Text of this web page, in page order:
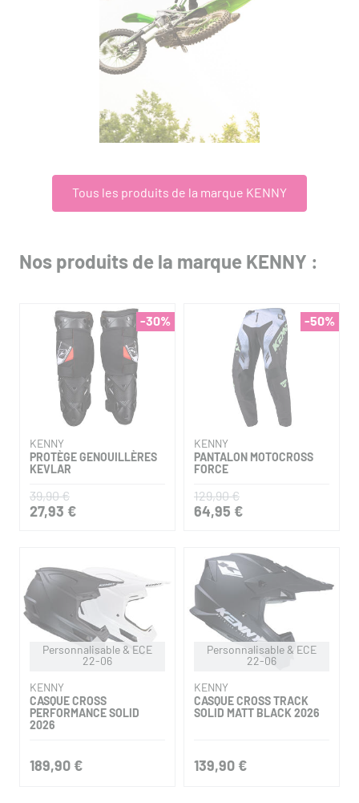
Tous les produits de la marque KENNY
Nos produits de la marque KENNY :
-30%
KENNY
PROTÈGE GENOUILLÈRES
KEVLAR
39,90 €
27,93 €
-50%
KENNY
PANTALON MOTOCROSS
FORCE
129,90 €
64,95 €
Personnalisable & ECE
22-06
KENNY
CASQUE CROSS
PERFORMANCE SOLID
2026
189,90 €
Personnalisable & ECE
22-06
KENNY
CASQUE CROSS TRACK
SOLID MATT BLACK 2026
139,90 €